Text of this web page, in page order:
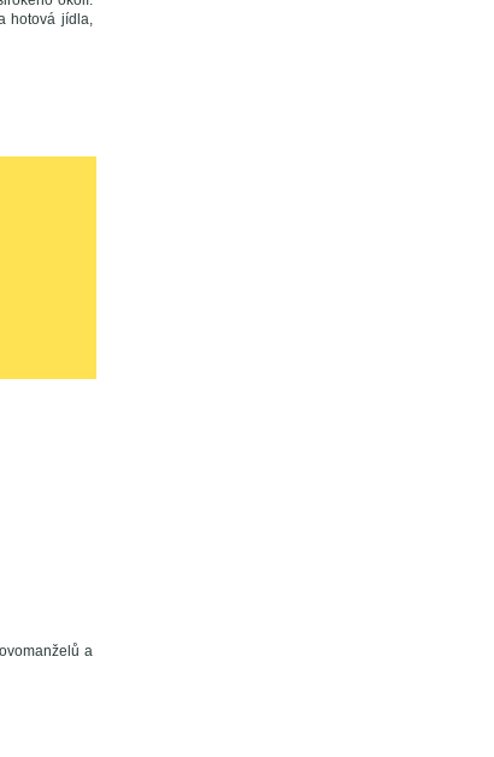
hotová jídla,
a